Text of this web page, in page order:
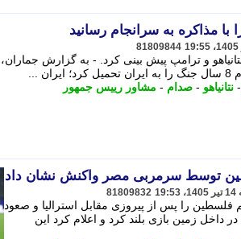
مذاکره به سرانجام رسانید
81809844
و ترامپ پیش بینی کرد. - به گزارش جماران،
- نتانیاهو - صدام - مشاور رییس جمهور
توسط سرمربی مصر واکنش نشان داد
81809832
را پس از پیروزی مقابل استرالیا و صعود
به مرحله یک هشتم نهایی جام جهانی 2026 در داخل زمین بازی بلند کرد و اعلام کرد این